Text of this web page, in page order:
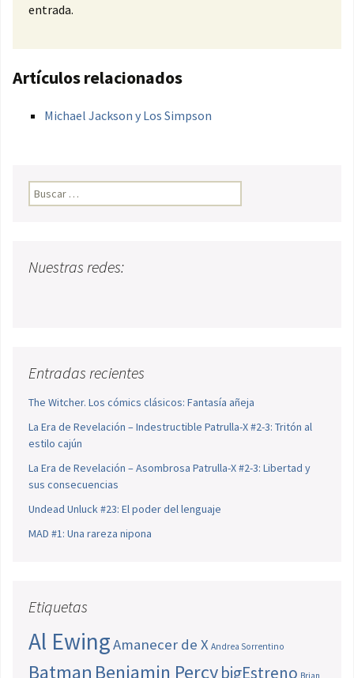
entrada.
Artículos relacionados
Michael Jackson y Los Simpson
Buscar:
Nuestras redes:
Entradas recientes
The Witcher. Los cómics clásicos: Fantasía añeja
La Era de Revelación – Indestructible Patrulla-X #2-3: Tritón al
estilo cajún
La Era de Revelación – Asombrosa Patrulla-X #2-3: Libertad y
sus consecuencias
Undead Unluck #23: El poder del lenguaje
MAD #1: Una rareza nipona
Etiquetas
Al EwingAmanecer de X Andrea Sorrentino
Batman Benjamin PercybigEstreno Brian